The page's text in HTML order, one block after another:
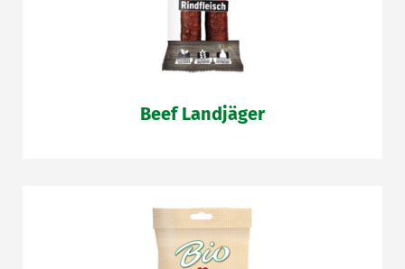
Beef Landjäger